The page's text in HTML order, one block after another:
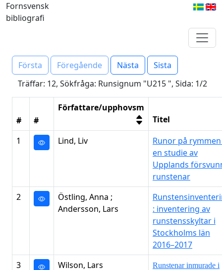
Fornsvensk
bibliografi
Första Föregående Nästa
Sista
Träffar: 12, Sökfråga: Runsignum "U215 ", Sida: 1/2
# #
Författare/upphovsm
Titel
1
Lind, Liv
Runor på
en studie av
Upplands
runstenar
2
Östling, Anna ;
Andersson, Lars
: inventering av
runstensskyltar i
Stockholms län
2016–2017
3
Wilson, Lars
Runstenar inmurade i